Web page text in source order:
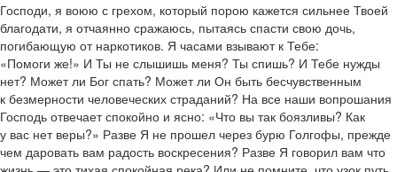
Господи, я воюю с грехом, который порою кажется сильнее Твоей
благодати, я отчаянно сражаюсь, пытаясь спасти свою дочь,
погибающую от наркотиков. Я часами взывают к Тебе:
«Помоги же!» И Ты не слышишь меня? Ты спишь? И Тебе нужды
нет? Может ли Бог спать? Может ли Он быть бесчувственным
к безмерности человеческих страданий? На все наши вопрошания
Господь отвечает спокойно и ясно: «Что вы так боязливы? Как
у вас нет веры?» Разве Я не прошел через бурю Голгофы, прежде
чем даровать вам радость воскресения? Разве Я говорил вам что